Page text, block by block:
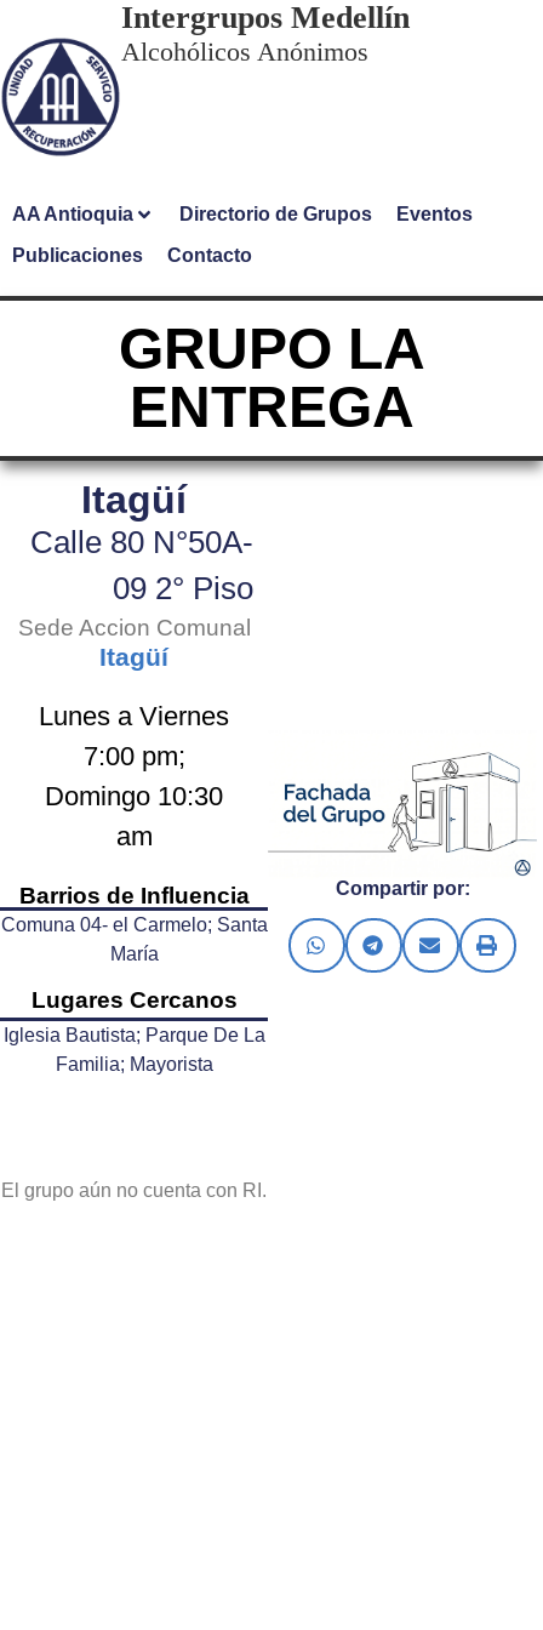
Intergrupos Medellín
Alcohólicos Anónimos
AA Antioquia Directorio de Grupos
Eventos
Publicaciones
Contacto
GRUPO LA
ENTREGA
Itagüí
Calle 80 N°50A-
09 2° Piso
Sede Accion Comunal
Itagüí
Lunes a Viernes
7:00 pm;
Domingo 10:30
am
Barrios de Influencia
Comuna 04- el Carmelo; Santa
María
Lugares Cercanos
Iglesia Bautista; Parque De La
Familia; Mayorista
El grupo aún no cuenta con RI.
Compartir por: